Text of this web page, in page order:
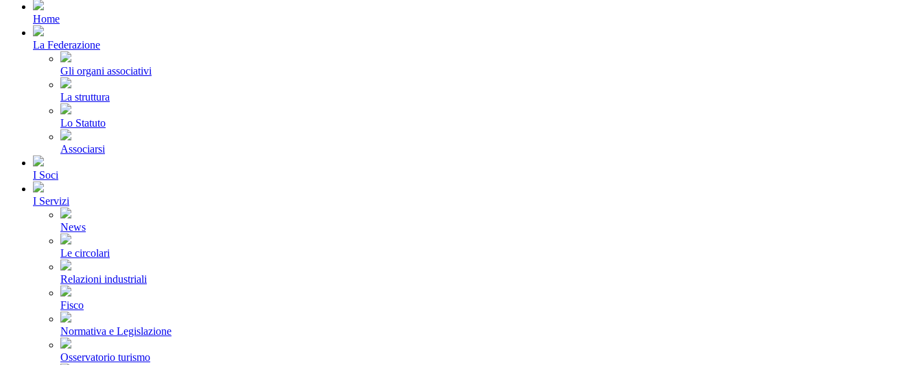
Home
La Federazione
Gli organi associativi
La struttura
Lo Statuto
Associarsi
I Soci
I Servizi
News
Le circolari
Relazioni industriali
Fisco
Normativa e Legislazione
Osservatorio turismo